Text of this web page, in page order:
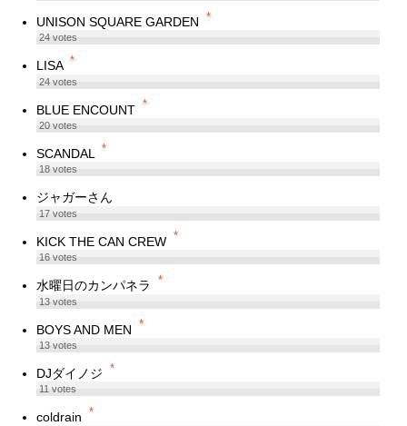
UNISON SQUARE GARDEN *
24votes
LISA *
24votes
BLUE ENCOUNT *
20votes
SCANDAL *
18votes
ジャガーさん
17votes
KICK THE CAN CREW *
16votes
水曜日のカンパネラ *
13votes
BOYS AND MEN *
13votes
DJダイノジ *
11votes
coldrain *